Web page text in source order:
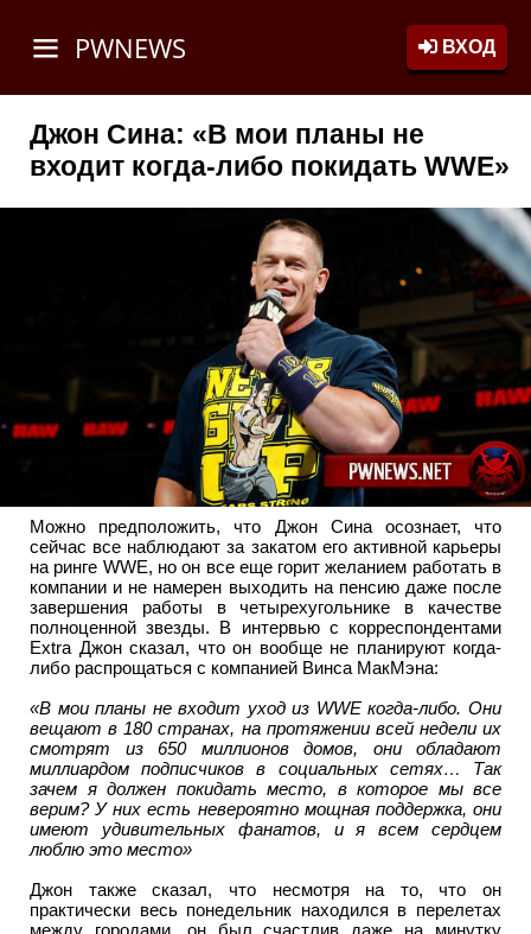
PWNEWS ВХОД
Джон Сина: «В мои планы не
входит когда-либо покидать WWE»
Можно предположить, что Джон Сина осознает, что
сейчас все наблюдают за закатом его активной карьеры
на ринге WWE, но он все еще горит желанием работать в
компании и не намерен выходить на пенсию даже после
завершения работы в четырехугольнике в качестве
полноценной звезды. В интервью с корреспондентами
Extra Джон сказал, что он вообще не планируют когда-
либо распрощаться с компанией Винса МакМэна:
«В мои планы не входит уход из WWE когда-либо. Они
вещают в 180 странах, на протяжении всей недели их
смотрят из 650 миллионов домов, они обладают
миллиардом подписчиков в социальных сетях… Так
зачем я должен покидать место, в которое мы все
верим? У них есть невероятно мощная поддержка, они
имеют удивительных фанатов, и я всем сердцем
люблю это место»
Джон также сказал, что несмотря на то, что он
практически весь понедельник находился в перелетах
между городами, он был счастлив даже на минутку